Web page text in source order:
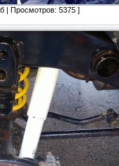
| Просмотров: 5375 ]